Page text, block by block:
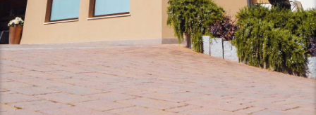
Anreise
Zimmer mit Ausblick
Panoramic Spa
Erlebnisse & Emotionen